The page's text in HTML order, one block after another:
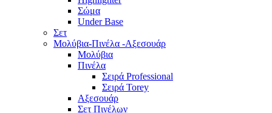
Σώμα
Under Base
Σετ
Μολύβια-Πινέλα -Αξεσουάρ
Μολύβια
Πινέλα
Σειρά Professional
Σειρά Torey
Αξεσουάρ
Σετ Πινέλων